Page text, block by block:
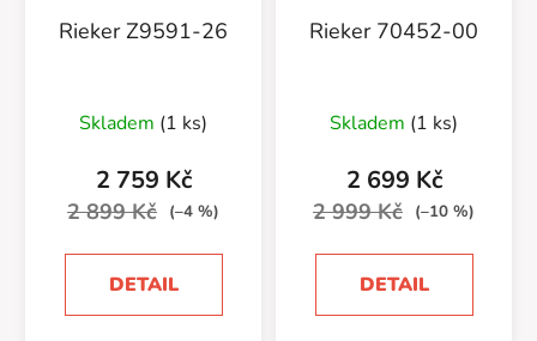
Rieker Z9591-26
Skladem (1 ks)
2 759 Kč
2 899 Kč (–4 %)
DETAIL
Rieker 70452-00
Skladem (1 ks)
2 699 Kč
2 999 Kč (–10 %)
DETAIL